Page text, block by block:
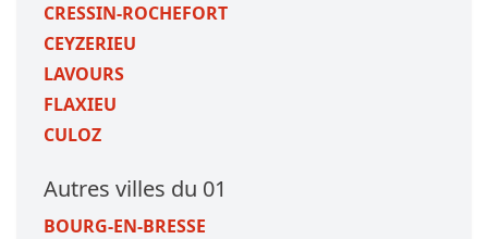
CRESSIN-ROCHEFORT
CEYZERIEU
LAVOURS
FLAXIEU
CULOZ
Autres villes du 01
BOURG-EN-BRESSE